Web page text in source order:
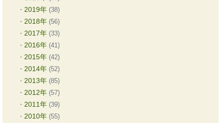
2019年 (38)
2018年 (56)
2017年 (33)
2016年 (41)
2015年 (42)
2014年 (52)
2013年 (85)
2012年 (57)
2011年 (39)
2010年 (55)